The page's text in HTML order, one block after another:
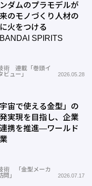
ダムのプラモデルが
のモノづくり人材の
火をつける
SPIRITS
術 連載「巻頭イ
ビュー」
2026.05.28
宇宙で使える金型」の
実現を目指し、企業
携を推進―ワールド
術 「金型メーカ
問」
2026.07.17